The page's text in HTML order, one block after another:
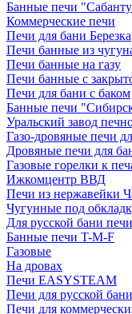
Банные печи
Коммерческие печи
Печи для бани Березка
Печи банные из
Печи банные на газу
Печи банные с
Печи для бани с баком
Банные печи
Уральский завод
Газо-дровяные печи
Дровяные печи для
Газовые горелки к
Ижкомцентр ВВД
Печи из нержавейки
Чугунные под
Для русской бани
Банные печи T-M-F
Газовые
На дровах
Печи EASYSTEAM
Печи для русской
Печи для